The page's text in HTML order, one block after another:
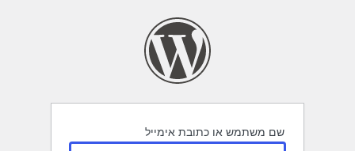
שם משתמש או כתובת אימייל